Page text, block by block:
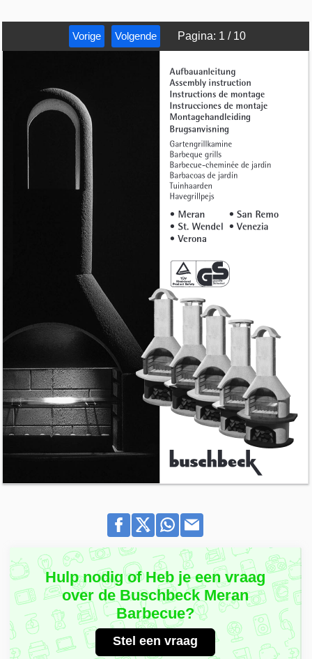
Vorige Volgende Pagina: 1 / 10
Hulp nodig of Heb je een vraag
over de Buschbeck Meran
Barbecue?
Stel een vraag